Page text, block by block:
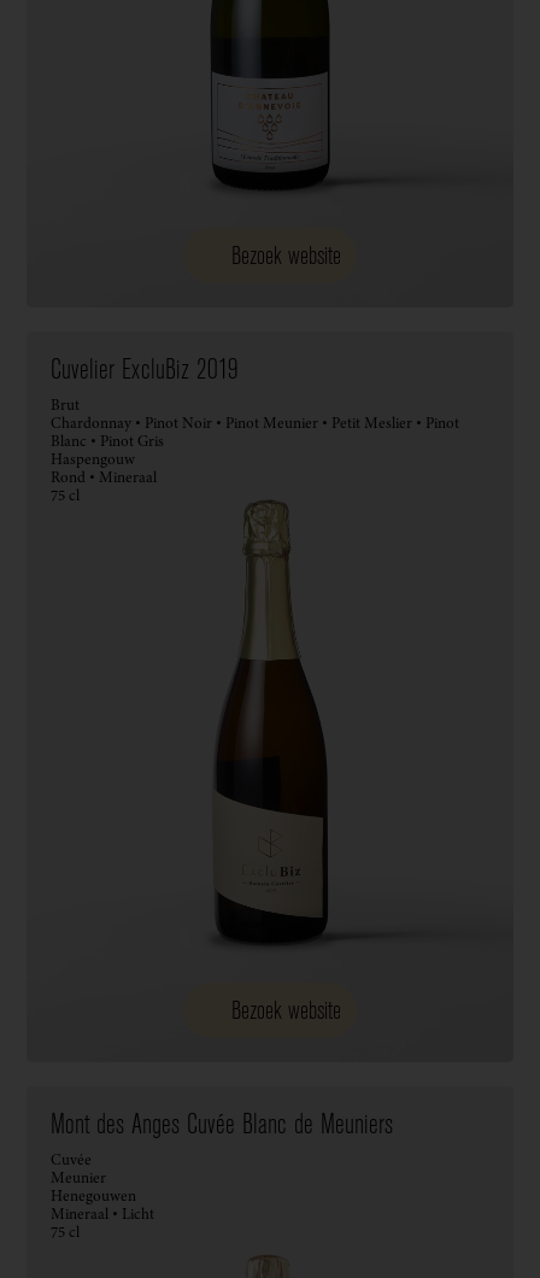
Bezoek website
Cuvelier ExcluBiz 2019
Brut
Chardonnay • Pinot Noir • Pinot Meunier • Petit Meslier • Pinot
Blanc • Pinot Gris
Haspengouw
Rond • Mineraal
75 cl
Bezoek website
Mont des Anges Cuvée Blanc de Meuniers
Cuvée
Meunier
Henegouwen
Mineraal • Licht
75 cl